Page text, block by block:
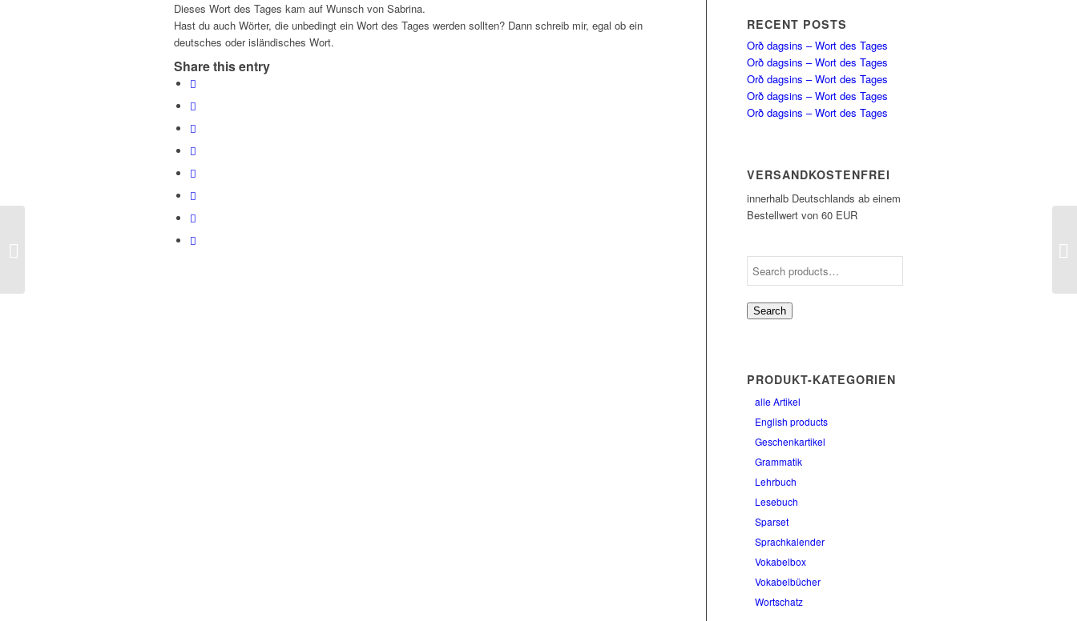
Dieses Wort des Tages kam auf Wunsch von Sabrina.
Hast du auch Wörter, die unbedingt ein Wort des Tages werden sollten? Dann schreib mir, egal ob ein
deutsches oder isländisches Wort.
Share this entry
RECENT POSTS
Orð dagsins – Wort des Tages
Orð dagsins – Wort des Tages
Orð dagsins – Wort des Tages
Orð dagsins – Wort des Tages
Orð dagsins – Wort des Tages
VERSANDKOSTENFREI
innerhalb Deutschlands ab einem
Bestellwert von 60 EUR
Search
PRODUKT-KATEGORIEN
alle Artikel
English products
Geschenkartikel
Grammatik
Lehrbuch
Lesebuch
Sparset
Sprachkalender
Vokabelbox
Vokabelbücher
Wortschatz